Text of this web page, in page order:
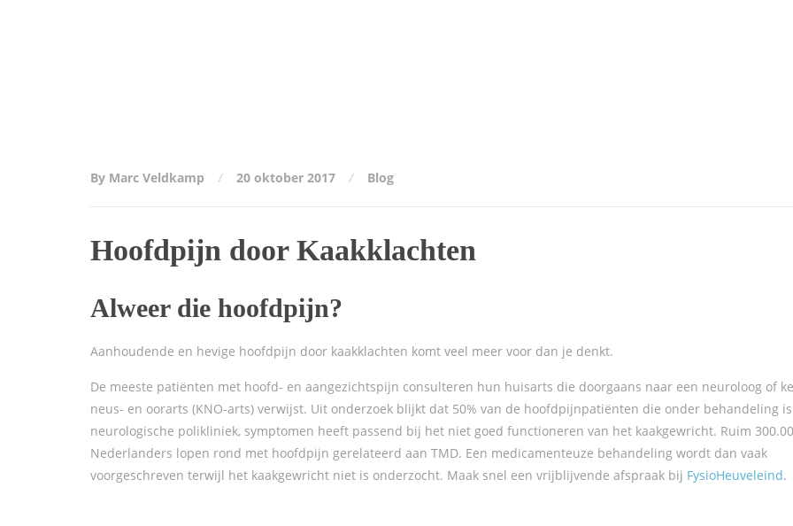
By Marc Veldkamp 20 oktober 2017 Blog
Hoofdpijn door Kaakklachten
Alweer die hoofdpijn?
Aanhoudende en hevige hoofdpijn door kaakklachten komt veel meer voor dan je denkt.
De meeste patiënten met hoofd- en aangezichtspijn consulteren hun huisarts die doorgaans naar een neuroloog of
neus- en oorarts (KNO-arts) verwijst. Uit onderzoek blijkt dat 50% van de hoofdpijnpatiënten die onder behandeling
neurologische polikliniek, symptomen heeft passend bij het niet goed functioneren van het kaakgewricht. Ruim
Nederlanders lopen rond met hoofdpijn gerelateerd aan TMD. Een medicamenteuze behandeling wordt dan vaak
voorgeschreven terwijl het kaakgewricht niet is onderzocht. Maak snel een vrijblijvende afspraak bij FysioHeuveleind.